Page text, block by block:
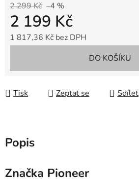
2 299 Kč –4 %
2 199 Kč
1 817,36 Kč bez DPH
DO KOŠÍKU
Tisk Zeptat se Sdílet
Popis
Značka Pioneer